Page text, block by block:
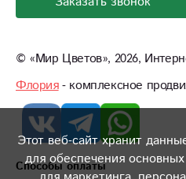
Этот веб-сайт хранит
для обеспечения
© «Мир Цветов», 2026,
Флория- комплексное
Способы оплаты